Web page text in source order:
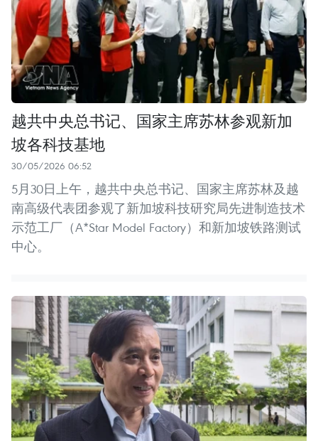
越共中央总书记、国家主席苏林参观新加
坡各科技基地
30/05/2026 06:52
5月30日上午，越共中央总书记、国家主席苏林及越
南高级代表团参观了新加坡科技研究局先进制造技术
示范工厂（A*Star Model Factory）和新加坡铁路测试
中心。